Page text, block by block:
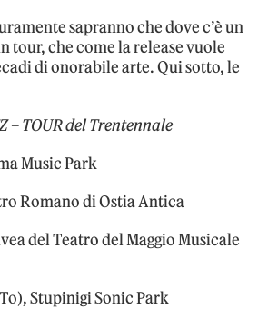
sapranno che dove c’è un
tour, che come la release vuole
di onorabile arte. Qui sotto, le
– TOUR del Trentennale
Music Park
Romano di Ostia Antica
del Teatro del Maggio Musicale
Stupinigi Sonic Park